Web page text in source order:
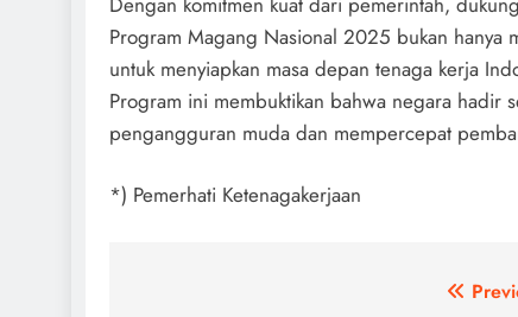
Program Magang Nasional 2025 bukan hanya
untuk menyiapkan masa depan tenaga kerja
Program ini membuktikan bahwa negara hadir
pengangguran muda dan mempercepat
*) Pemerhati Ketenagakerjaan